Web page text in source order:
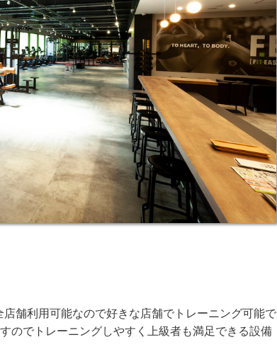
舗利用可能なので好きな店舗でトレーニング可能で
のでトレーニングしやすく上級者も満足できる設備